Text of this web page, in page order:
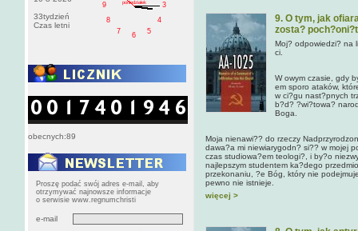
33tydzień
Czas letni
3
4
5
6
7
8
9
poniedziałek
obecnych:89
Proszę podać swój adres e-mail, aby
otrzymywać najnowsze informacje
o serwisie www.regnumchristi
e-mail
9. O tym, jak
zosta?
Moj? odpowiedzi? na
ci.
W owym czasie, gdy
em sporo ataków,
w ci?gu nast?pnych
b?d? ?wi?towa?
Boga.
Moja nienawi?? do rzeczy
dawa?a mi niewiarygodn? si?? w mojej
czas studiowa?em teologi?, i by?o
najlepszym studentem ka?dego
przekonaniu, ?e Bóg, który nie
pewno nie istnieje.
więcej >